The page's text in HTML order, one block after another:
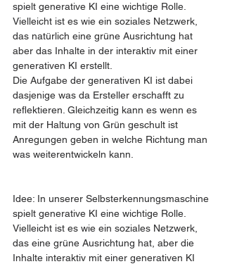
spielt generative KI eine wichtige Rolle.
Vielleicht ist es wie ein soziales Netzwerk,
das natürlich eine grüne Ausrichtung hat
aber das Inhalte in der interaktiv mit einer
generativen KI erstellt.
Die Aufgabe der generativen KI ist dabei
dasjenige was da Ersteller erschafft zu
reflektieren. Gleichzeitig kann es wenn es
mit der Haltung von Grün geschult ist
Anregungen geben in welche Richtung man
was weiterentwickeln kann.
Idee: In unserer Selbsterkennungsmaschine
spielt generative KI eine wichtige Rolle.
Vielleicht ist es wie ein soziales Netzwerk,
das eine grüne Ausrichtung hat, aber die
Inhalte interaktiv mit einer generativen KI